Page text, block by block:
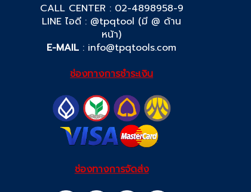
CALL CENTER : 02-4898958-9
LINE ไอดี : @tpqtool (มี @ ด้าน
หน้า)
E-MAIL : info@tpqtools.com
ช่องทางการชำระเงิน
ช่องทางการจัดส่ง